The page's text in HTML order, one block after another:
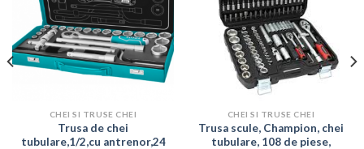
CHEI SI TRUSE CHEI
Trusa de chei
tubulare,1/2,cu antrenor,24
CHEI SI TRUSE CHEI
Trusa scule, Champion, chei
tubulare, 108 de piese,